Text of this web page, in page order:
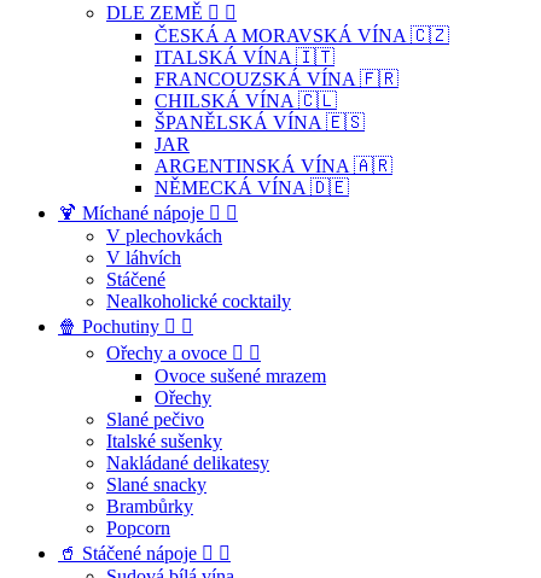
DLE ZEMĚ  
ČESKÁ A MORAVSKÁ VÍNA 🇨🇿
ITALSKÁ VÍNA 🇮🇹
FRANCOUZSKÁ VÍNA 🇫🇷
CHILSKÁ VÍNA 🇨🇱
ŠPANĚLSKÁ VÍNA 🇪🇸
JAR
ARGENTINSKÁ VÍNA 🇦🇷
NĚMECKÁ VÍNA 🇩🇪
🍹 Míchané nápoje  
V plechovkách
V láhvích
Stáčené
Nealkoholické cocktaily
🍿 Pochutiny  
Ořechy a ovoce  
Ovoce sušené mrazem
Ořechy
Slané pečivo
Italské sušenky
Nakládané delikatesy
Slané snacky
Brambůrky
Popcorn
🥤 Stáčené nápoje  